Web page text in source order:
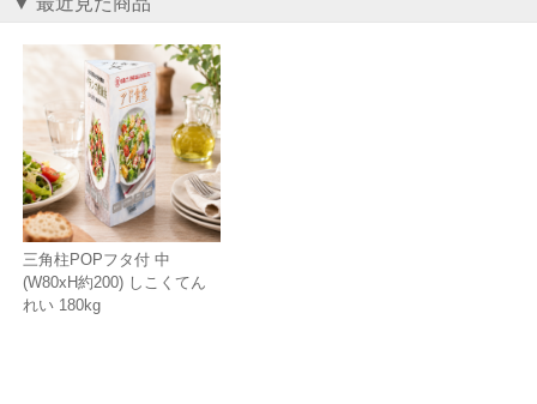
三角柱POPフタ付 中
(W80xH約200) しこくてん
れい 180kg